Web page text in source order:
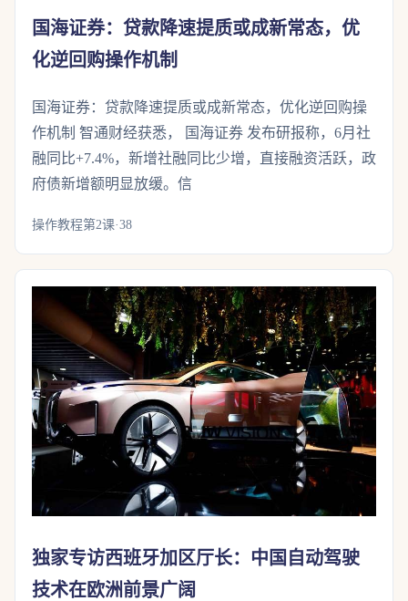
国海证券：贷款降速提质或成新常态，优
化逆回购操作机制
国海证券：贷款降速提质或成新常态，优化逆回购操
作机制 智通财经获悉， 国海证券 发布研报称，6月社
融同比+7.4%，新增社融同比少增，直接融资活跃，政
府债新增额明显放缓。信
操作教程第2课·38
独家专访西班牙加区厅长：中国自动驾驶
技术在欧洲前景广阔